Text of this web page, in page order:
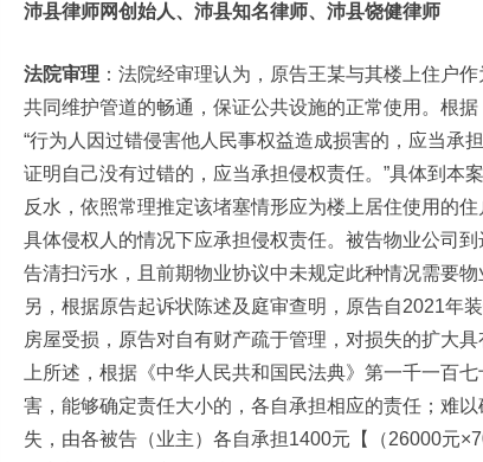
沛县律师网创始人、沛县知名律师、沛县饶健律师
法院审理 ：法院经审理认为，原告王某与其楼上住户
共同维护管道的畅通，保证公共设施的正常使用。根
“行为人因过错侵害他人民事权益造成损害的，应当承
证明自己没有过错的，应当承担侵权责任。”具体到本
反水，依照常理推定该堵塞情形应为楼上居住使用的
具体侵权人的情况下应承担侵权责任。被告物业公司
告清扫污水，且前期物业协议中未规定此种情况需要
另，根据原告起诉状陈述及庭审查明，原告自2021年
房屋受损，原告对自有财产疏于管理，对损失的扩大
上所述，根据《中华人民共和国民法典》第一千一百
害，能够确定责任大小的，各自承担相应的责任；难
失，由各被告（业主）各自承担1400元【（26000元